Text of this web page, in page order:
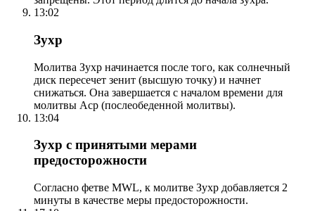
13:02
Зухр
Молитва Зухр начинается после того, как солнечный
диск пересечет зенит (высшую точку) и начнет
снижаться. Она завершается с началом времени для
молитвы Аср (послеобеденной молитвы).
13:04
Зухр с принятыми мерами
предосторожности
Согласно фетве MWL, к молитве Зухр добавляется 2
минуты в качестве меры предосторожности.